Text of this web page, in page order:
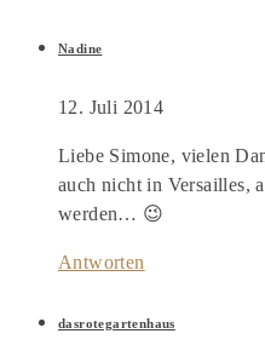
Nadine
12. Juli 2014
Liebe Simone, vielen
auch nicht in Versailles,
werden… 😉
Antworten
dasrotegartenhaus